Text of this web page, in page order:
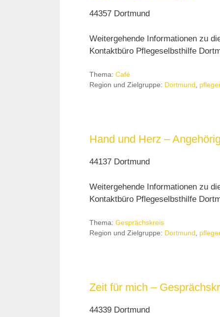
44357 Dortmund
Weitergehende Informationen zu
Kontaktbüro Pflegeselbsthilfe
Thema: Café
Region und Zielgruppe: Dortmund
Hand und Herz –
44137 Dortmund
Weitergehende Informationen zu
Kontaktbüro Pflegeselbsthilfe
Thema: Gesprächskreis
Region und Zielgruppe: Dortmund,
Zeit für mich –
44339 Dortmund